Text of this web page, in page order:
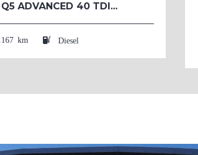
ADVANCED 40 TDI...
km Diesel